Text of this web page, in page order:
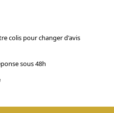
colis pour changer d'avis
sous 48h